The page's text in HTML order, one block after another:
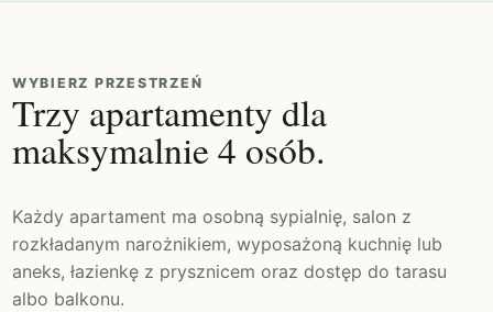
WYBIERZ PRZESTRZEŃ
Trzy apartamenty dla
maksymalnie 4 osób.
Każdy apartament ma osobną sypialnię, salon z
rozkładanym narożnikiem, wyposażoną kuchnię lub
aneks, łazienkę z prysznicem oraz dostęp do tarasu
albo balkonu.